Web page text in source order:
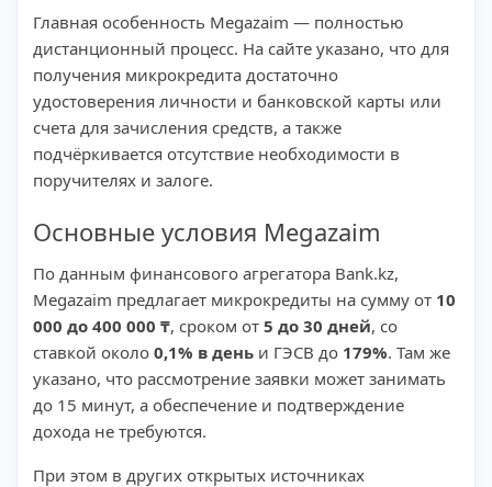
Главная особенность Megazaim — полностью
дистанционный процесс. На сайте указано, что для
получения микрокредита достаточно
удостоверения личности и банковской карты или
счета для зачисления средств, а также
подчёркивается отсутствие необходимости в
поручителях и залоге.
Основные условия Megazaim
По данным финансового агрегатора Bank.kz,
Megazaim предлагает микрокредиты на сумму от 10
000 до 400 000 ₸, сроком от 5 до 30 дней, со
ставкой около 0,1% в день и ГЭСВ до 179%. Там же
указано, что рассмотрение заявки может занимать
до 15 минут, а обеспечение и подтверждение
дохода не требуются.
При этом в других открытых источниках